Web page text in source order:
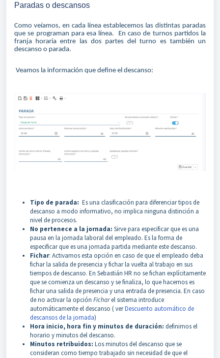
Paradas o descansos
Como veíamos, en cada línea establecemos las distintas paradas
que se programan para esa línea. En caso de turnos partidos la
franja horaria entre las dos partes del turno es también un
descanso o parada.
Veamos la información que define el descanso:
Tipo de parada: Es una clasificación para diferenciar tipos de
descanso a modo informativo, no implica ninguna distinción a
nivel de procesos.
No pertenece a la jornada: Sirve para especificar que es una
pausa en la jornada laboral del empleado. Es la forma de
especificar que es una jornada partida mediante este descanso.
Fichar: Activamos esta opción en caso de que el empleado deba
fichar la salida de presencia y fichar la vuelta al trabajo en sus
tiempos de descanso. En Sebastián HR no se fichan explícitamente
que se comienza un descanso y se finaliza, lo que hacemos es
fichar una salida de presencia y una entrada de presencia. En caso
de no activar la opción Ficharel sistema introduce
automáticamente el descanso ( verDescuento automático de
descansos de la jornada)
Hora inicio, hora fin y minutos de duración: definimos el
horario y minutos del descanso.
Minutos retribuidos: Los minutos del descanso que se
consideran como tiempo trabajado sin necesidad de que el